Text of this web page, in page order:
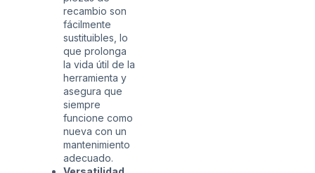
recambio son
fácilmente
sustituibles, lo
que prolonga
la vida útil de la
herramienta y
asegura que
siempre
funcione como
nueva con un
mantenimiento
adecuado.